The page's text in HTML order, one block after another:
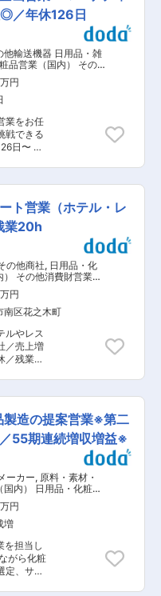
年度
、1位、
ながら、
きま
１年間は
目から
(3)化粧
ップの
業の化粧
みやご要
ザイナー
階から
、非常に
長期を見
す。 ■
ルーティ
ので、
度となり
・交渉
だく予定
のホテ
を覚え、
い合わせ
届けるだ
を大切に
のみで新
みです。
アクショ
の挨拶
営業のサ
ート、施
をイメー
も予定し
の流れを
ン社員が
育してい
いただ
事業部は
が大きいです。 変更の範囲：無
／年休126日
他輸送機器 日用品・雑
品営業（国内） その
内）
円
業をお任
戦できる
日〜 ■
先を増や
などへの
します。
DM／メ
・見積
範囲：
ど行い
スタッ
致します
店とし
に関する
、消防用
装、消防
を入れ業
信用があ
、社業が
一つで
ト営業（ホテル・レ
業20h
の他商社, 日用品・化
） その他消費財営業
円
南区花之木町
ルやレス
／売上増
／残業
だきま
に描い
わせて、
案頂きま
提案した
喜びを
ーカーに
体の目
【顧客】
【商
、グラ
。 年齢
、全員
す。 ■
製造の提案営業※第二
55期連続増収増益※
ーカー, 原料・素材・
内） 日用品・化粧品
円
増
を担当し
がら化粧
定、サン